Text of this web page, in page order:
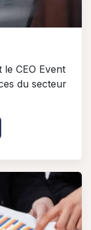
CEO Event
du secteur